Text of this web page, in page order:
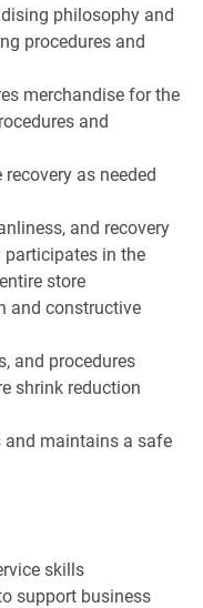
philosophy and
procedures and
merchandise for the
and
as needed
and recovery
in the
store
and constructive
and procedures
shrink reduction
and maintains a safe
skills
support business